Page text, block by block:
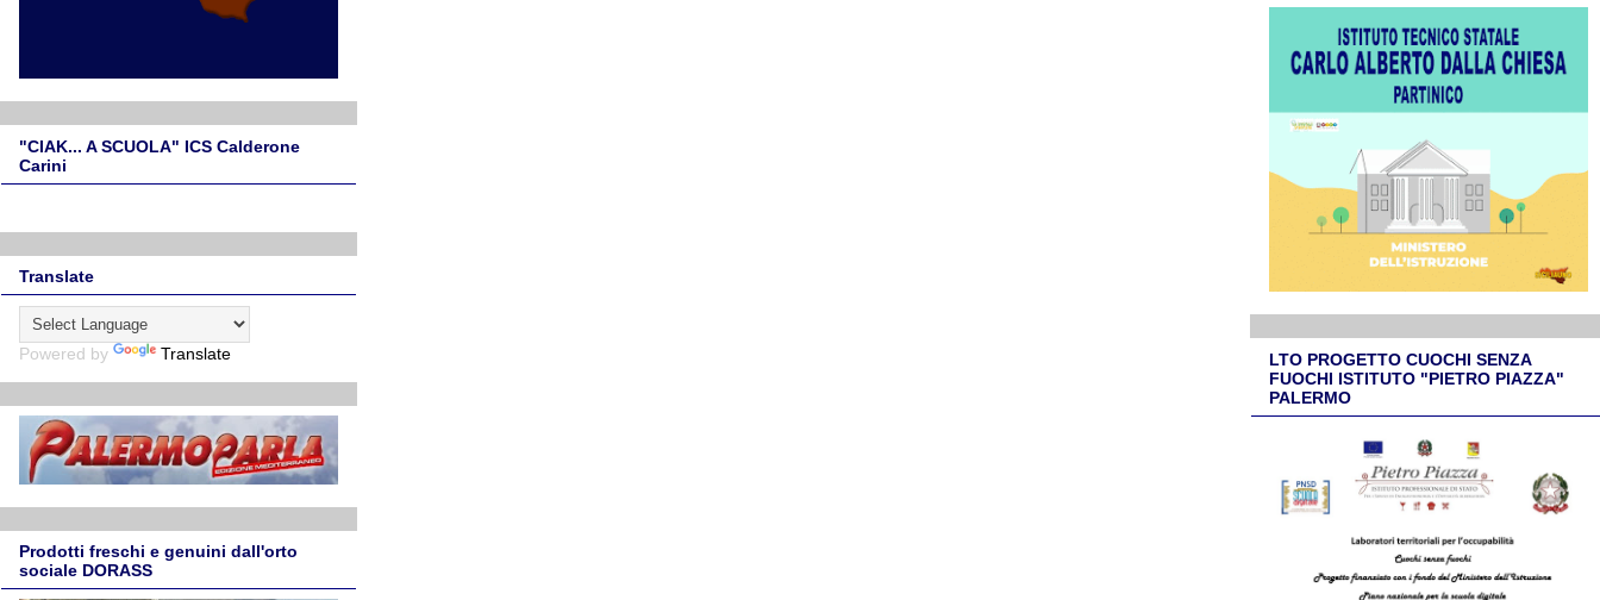
"CIAK... A SCUOLA" ICS Calderone
Carini
Translate
Powered by Translate
Prodotti freschi e genuini dall'orto
sociale DORASS
LTO PROGETTO CUOCHI SENZA
FUOCHI ISTITUTO "PIETRO PIAZZA"
PALERMO